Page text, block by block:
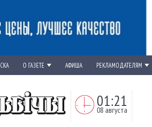
О ГАЗЕТЕ АФИША РЕКЛАМОДАТЕЛЯМ
01:21
08 августа